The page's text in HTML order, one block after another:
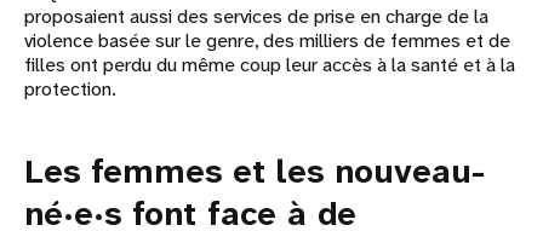
proposaient aussi des services de prise en charge de la
violence basée sur le genre, des milliers de femmes et de
filles ont perdu du même coup leur accès à la santé et à la
protection.
Les femmes et les nouveau-
né·e·s font face à de